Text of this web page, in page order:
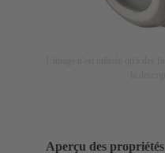
Aperçu des propriétés